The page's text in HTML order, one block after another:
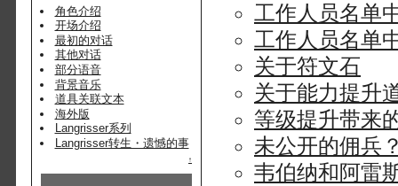
角色介绍
开场介绍
最初的对话
其他对话
部分语音
背景音乐
道具关联文本
海外版
Langrisser系列
Langrisser转生・遗憾的事
↑
工作人员名单
工作人员名单
关于符文石
关于能力提升
等级提升带来
未公开的佣兵
韦伯纳和阿雷